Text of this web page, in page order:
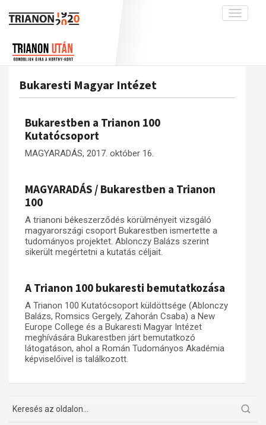
Toggle
interpretációk
A békerendszer megszilárdulása
Munkatársaink
Blog
Galéria
Adatbázis
Menekültek
Publikációk
Trianon-kommentár
Dokumentumok
Műhelymunkák
Bukaresti Magyar Intézet
Bukarestben a Trianon 100
Kutatócsoport
MAGYARADÁS, 2017. október 16.
MAGYARADÁS / Bukarestben a Trianon
100
A trianoni békeszerződés körülményeit vizsgáló
magyarországi csoport Bukarestben ismertette a
tudományos projektet. Ablonczy Balázs szerint
sikerült megértetni a kutatás céljait.
A Trianon 100 bukaresti bemutatkozása
A Trianon 100 Kutatócsoport küldöttsége (Ablonczy
Balázs, Romsics Gergely, Zahorán Csaba) a New
Europe College és a Bukaresti Magyar Intézet
meghívására Bukarestben járt bemutatkozó
látogatáson, ahol a Román Tudományos Akadémia
képviselőivel is találkozott.